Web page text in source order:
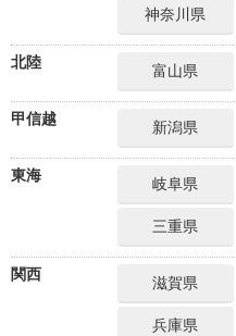
神奈川県
北陸 富山県
甲信越 新潟県
東海 岐阜県
三重県
関西 滋賀県
兵庫県